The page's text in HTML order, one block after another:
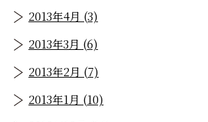
2013年4月 (3)
2013年3月 (6)
2013年2月 (7)
2013年1月 (10)